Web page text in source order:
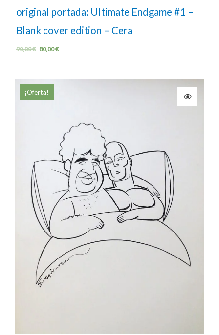
original portada: Ultimate Endgame #1 –
Blank cover edition – Cera
90,00€ 80,00€
¡Oferta!